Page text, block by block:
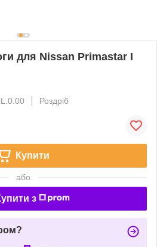
для Nissan Primastar I
Роздріб
Купити
або
з